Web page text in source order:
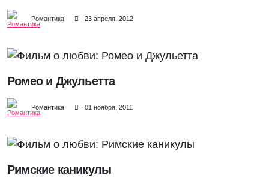
Романтика 23 апреля, 2012
Ромео и Джульетта
Романтика 01 ноября, 2011
Римские каникулы